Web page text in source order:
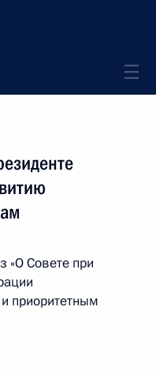
«О Совете при
приоритетным